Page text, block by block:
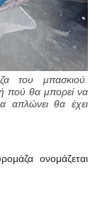
του μπασκιού.
πού θα μπορεί να
απλώνει θα έχει
ονομάζεται